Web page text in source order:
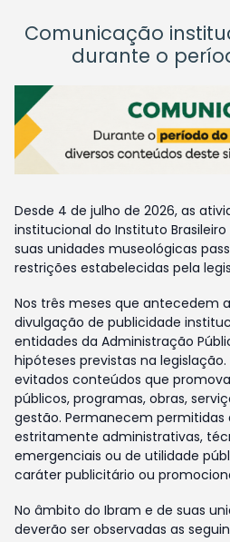
Comunicação
durante o
Desde 4 de julho de 2026, as
institucional do Instituto
suas unidades museológicas
restrições estabelecidas pela
Nos três meses que antecedem
divulgação de publicidade
entidades da Administração
hipóteses previstas na
evitados conteúdos que
públicos, programas, obras,
gestão. Permanecem permitidas
estritamente administrativas,
emergenciais ou de utilidade
caráter publicitário ou
No âmbito do Ibram e de suas
deverão ser observadas as